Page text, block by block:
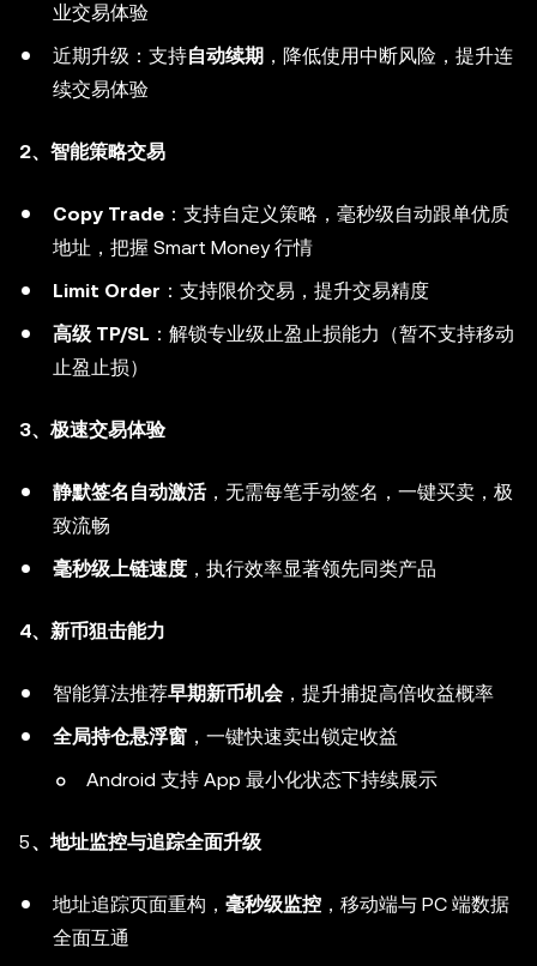
业交易体验
近期升级：支持自动续期 ，降低使用中断风险，提升连
续交易体验
2、智能策略交易
Copy Trade ：支持自定义策略，毫秒级自动跟单优质
地址，把握 Smart Money 行情
Limit Order ：支持限价交易，提升交易精度
高级 TP/SL ：解锁专业级止盈止损能力（暂不支持移动
止盈止损）
3、极速交易体验
静默签名自动激活，无需每笔手动签名，一键买卖，极
致流畅
毫秒级上链速度 ，执行效率显著领先同类产品
4、新币狙击能力
智能算法推荐早期新币机会，提升捕捉高倍收益概率
全局持仓悬浮窗 ，一键快速卖出锁定收益
Android 支持 App 最小化状态下持续展示
5、地址监控与追踪全面升级
地址追踪页面重构， 毫秒级监控 ，移动端与 PC 端数据
全面互通